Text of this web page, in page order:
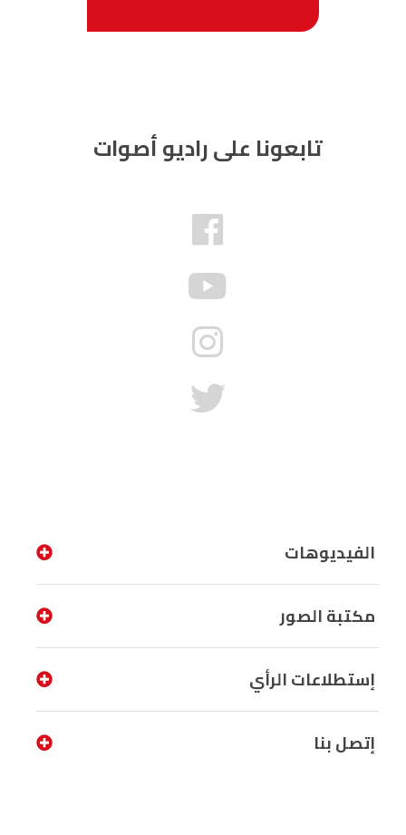
تابعونا على راديو أصوات
الفيديوهات
مكتبة الصور
إستطلاعات الرأي
إتصل بنا